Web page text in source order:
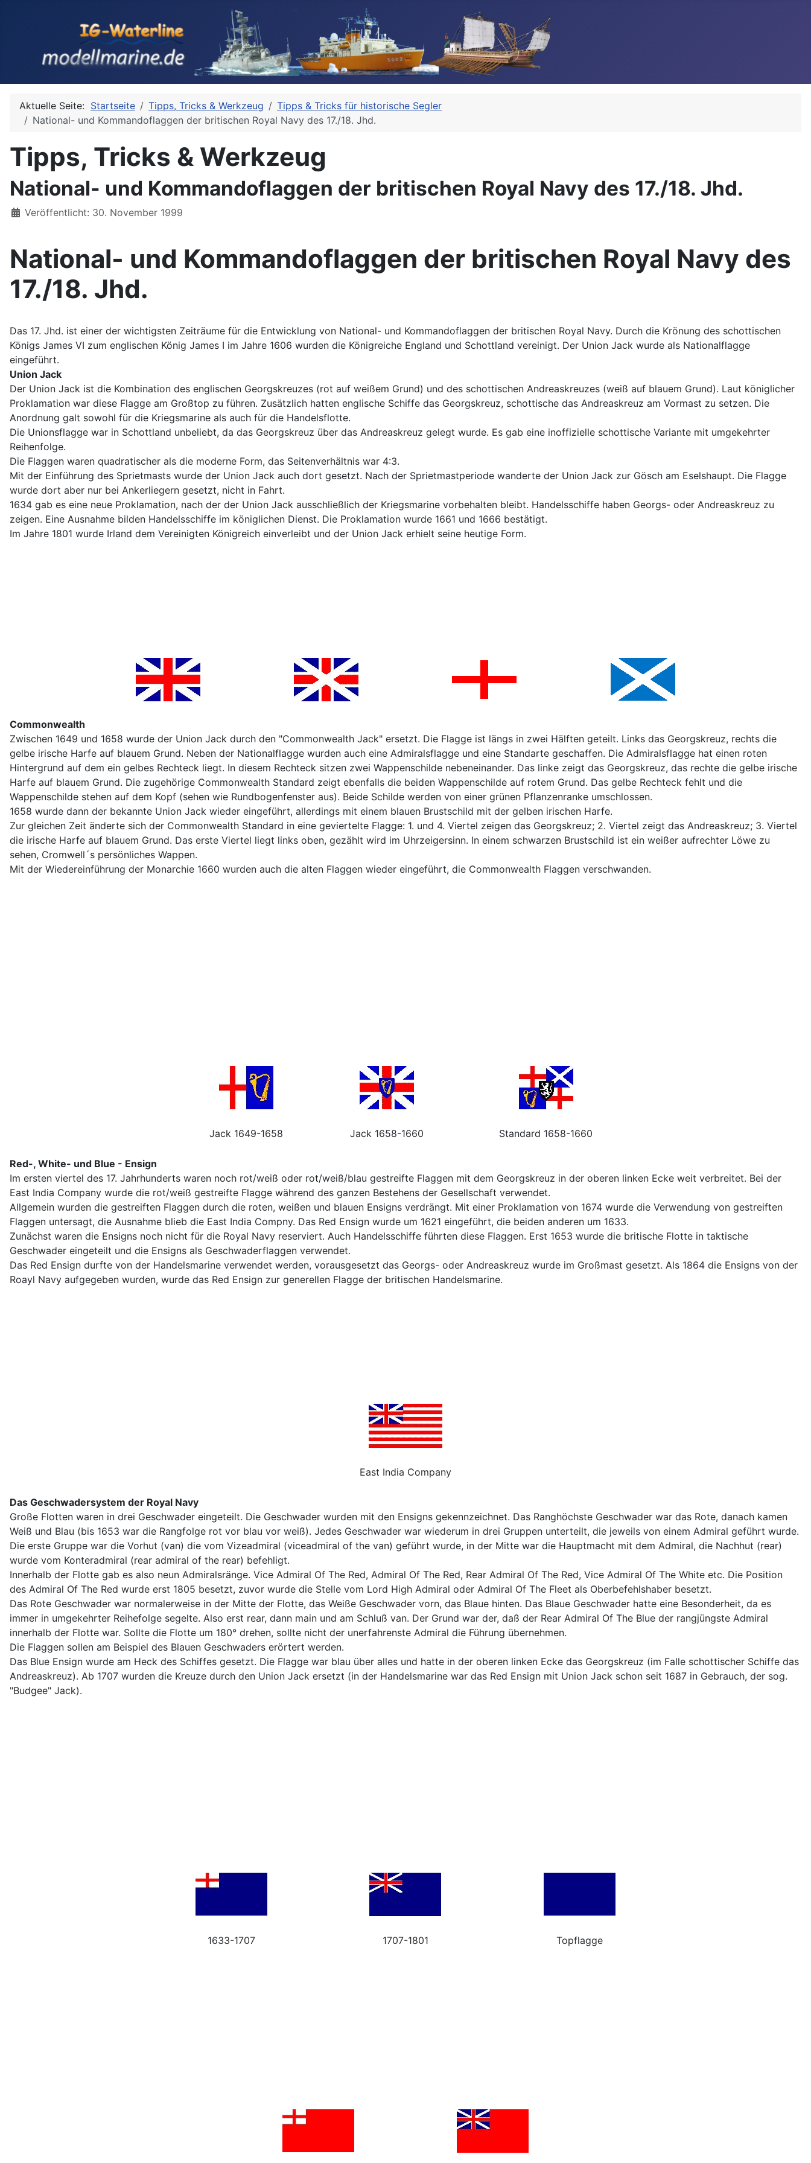
Aktuelle Seite: Startseite Tipps, Tricks & Werkzeug
Tipps & Tricks für historische Segler
National- und Kommandoflaggen der britischen Royal Navy des 17./18. Jhd.
Tipps, Tricks & Werkzeug
National- und Kommandoflaggen der britischen Royal Navy des 17./18. Jhd.
Details
Veröffentlicht: 30. November 1999
National- und Kommandoflaggen der britischen Royal Navy des
17./18. Jhd.
Das 17. Jhd. ist einer der wichtigsten Zeiträume für die Entwicklung von National- und Kommandoflaggen der britischen Royal Navy. Durch die Krönung des schottischen
Königs James VI zum englischen König James I im Jahre 1606 wurden die Königreiche England und Schottland vereinigt. Der Union Jack wurde als Nationalflagge
eingeführt.
Union Jack
Der Union Jack ist die Kombination des englischen Georgskreuzes (rot auf weißem Grund) und des schottischen Andreaskreuzes (weiß auf blauem Grund). Laut königlicher
Proklamation war diese Flagge am Großtop zu führen. Zusätzlich hatten englische Schiffe das Georgskreuz, schottische das Andreaskreuz am Vormast zu setzen. Die
Anordnung galt sowohl für die Kriegsmarine als auch für die Handelsflotte.
Die Unionsflagge war in Schottland unbeliebt, da das Georgskreuz über das Andreaskreuz gelegt wurde. Es gab eine inoffizielle schottische Variante mit umgekehrter
Reihenfolge.
Die Flaggen waren quadratischer als die moderne Form, das Seitenverhältnis war 4:3.
Mit der Einführung des Sprietmasts wurde der Union Jack auch dort gesetzt. Nach der Sprietmastperiode wanderte der Union Jack zur Gösch am Eselshaupt. Die Flagge
wurde dort aber nur bei Ankerliegern gesetzt, nicht in Fahrt.
1634 gab es eine neue Proklamation, nach der der Union Jack ausschließlich der Kriegsmarine vorbehalten bleibt. Handelsschiffe haben Georgs- oder Andreaskreuz zu
zeigen. Eine Ausnahme bilden Handelsschiffe im königlichen Dienst. Die Proklamation wurde 1661 und 1666 bestätigt.
Im Jahre 1801 wurde Irland dem Vereinigten Königreich einverleibt und der Union Jack erhielt seine heutige Form.
Commonwealth
Zwischen 1649 und 1658 wurde der Union Jack durch den "Commonwealth Jack" ersetzt. Die Flagge ist längs in zwei Hälften geteilt. Links das Georgskreuz, rechts die
gelbe irische Harfe auf blauem Grund. Neben der Nationalflagge wurden auch eine Admiralsflagge und eine Standarte geschaffen. Die Admiralsflagge hat einen roten
Hintergrund auf dem ein gelbes Rechteck liegt. In diesem Rechteck sitzen zwei Wappenschilde nebeneinander. Das linke zeigt das Georgskreuz, das rechte die gelbe irische
Harfe auf blauem Grund. Die zugehörige Commonwealth Standard zeigt ebenfalls die beiden Wappenschilde auf rotem Grund. Das gelbe Rechteck fehlt und die
Wappenschilde stehen auf dem Kopf (sehen wie Rundbogenfenster aus). Beide Schilde werden von einer grünen Pflanzenranke umschlossen.
1658 wurde dann der bekannte Union Jack wieder eingeführt, allerdings mit einem blauen Brustschild mit der gelben irischen Harfe.
Zur gleichen Zeit änderte sich der Commonwealth Standard in eine geviertelte Flagge: 1. und 4. Viertel zeigen das Georgskreuz; 2. Viertel zeigt das Andreaskreuz; 3. Viertel
die irische Harfe auf blauem Grund. Das erste Viertel liegt links oben, gezählt wird im Uhrzeigersinn. In einem schwarzen Brustschild ist ein weißer aufrechter Löwe zu
sehen, Cromwell´s persönliches Wappen.
Mit der Wiedereinführung der Monarchie 1660 wurden auch die alten Flaggen wieder eingeführt, die Commonwealth Flaggen verschwanden.
Jack 1649-1658 Jack 1658-1660 Standard 1658-1660
Red-, White- und Blue - Ensign
Im ersten viertel des 17. Jahrhunderts waren noch rot/weiß oder rot/weiß/blau gestreifte Flaggen mit dem Georgskreuz in der oberen linken Ecke weit verbreitet. Bei der
East India Company wurde die rot/weiß gestreifte Flagge während des ganzen Bestehens der Gesellschaft verwendet.
Allgemein wurden die gestreiften Flaggen durch die roten, weißen und blauen Ensigns verdrängt. Mit einer Proklamation von 1674 wurde die Verwendung von gestreiften
Flaggen untersagt, die Ausnahme blieb die East India Compny. Das Red Ensign wurde um 1621 eingeführt, die beiden anderen um 1633.
Zunächst waren die Ensigns noch nicht für die Royal Navy reserviert. Auch Handelsschiffe führten diese Flaggen. Erst 1653 wurde die britische Flotte in taktische
Geschwader eingeteilt und die Ensigns als Geschwaderflaggen verwendet.
Das Red Ensign durfte von der Handelsmarine verwendet werden, vorausgesetzt das Georgs- oder Andreaskreuz wurde im Großmast gesetzt. Als 1864 die Ensigns von der
Roayl Navy aufgegeben wurden, wurde das Red Ensign zur generellen Flagge der britischen Handelsmarine.
East India Company
Das Geschwadersystem der Royal Navy
Große Flotten waren in drei Geschwader eingeteilt. Die Geschwader wurden mit den Ensigns gekennzeichnet. Das Ranghöchste Geschwader war das Rote, danach kamen
Weiß und Blau (bis 1653 war die Rangfolge rot vor blau vor weiß). Jedes Geschwader war wiederum in drei Gruppen unterteilt, die jeweils von einem Admiral geführt wurde.
Die erste Gruppe war die Vorhut (van) die vom Vizeadmiral (viceadmiral of the van) geführt wurde, in der Mitte war die Hauptmacht mit dem Admiral, die Nachhut (rear)
wurde vom Konteradmiral (rear admiral of the rear) befehligt.
Innerhalb der Flotte gab es also neun Admiralsränge. Vice Admiral Of The Red, Admiral Of The Red, Rear Admiral Of The Red, Vice Admiral Of The White etc. Die Position
des Admiral Of The Red wurde erst 1805 besetzt, zuvor wurde die Stelle vom Lord High Admiral oder Admiral Of The Fleet als Oberbefehlshaber besetzt.
Das Rote Geschwader war normalerweise in der Mitte der Flotte, das Weiße Geschwader vorn, das Blaue hinten. Das Blaue Geschwader hatte eine Besonderheit, da es
immer in umgekehrter Reihefolge segelte. Also erst rear, dann main und am Schluß van. Der Grund war der, daß der Rear Admiral Of The Blue der rangjüngste Admiral
innerhalb der Flotte war. Sollte die Flotte um 180° drehen, sollte nicht der unerfahrenste Admiral die Führung übernehmen.
Die Flaggen sollen am Beispiel des Blauen Geschwaders erörtert werden.
Das Blue Ensign wurde am Heck des Schiffes gesetzt. Die Flagge war blau über alles und hatte in der oberen linken Ecke das Georgskreuz (im Falle schottischer Schiffe das
Andreaskreuz). Ab 1707 wurden die Kreuze durch den Union Jack ersetzt (in der Handelsmarine war das Red Ensign mit Union Jack schon seit 1687 in Gebrauch, der sog.
"Budgee" Jack).
1633-1707 1707-1801 Topflagge